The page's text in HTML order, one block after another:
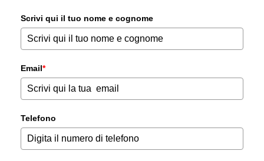
Scrivi qui il tuo nome e cognome
Email*
Telefono